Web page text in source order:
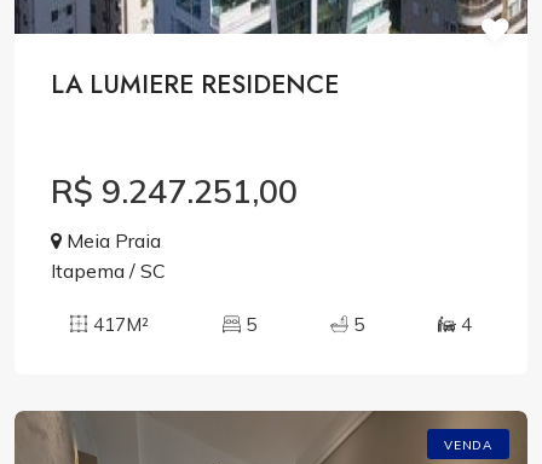
LA LUMIERE RESIDENCE
R$ 9.247.251,00
Meia Praia
Itapema / SC
417M² 5 5 4
VENDA